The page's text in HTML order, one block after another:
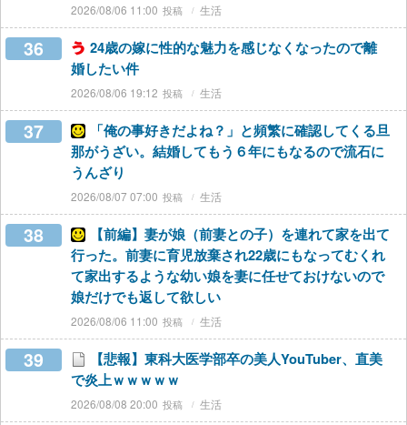
2026/08/06 11:00 生活
36
24歳の嫁に性的な魅力を感じなくなったので離
婚したい件
2026/08/06 19:12 生活
37
「俺の事好きだよね？」と頻繁に確認してくる旦
那がうざい。結婚してもう６年にもなるので流石に
うんざり
2026/08/07 07:00 生活
38
【前編】妻が娘（前妻との子）を連れて家を出て
行った。前妻に育児放棄され22歳にもなってむくれ
て家出するような幼い娘を妻に任せておけないので
娘だけでも返して欲しい
2026/08/06 11:00 生活
39
【悲報】東科大医学部卒の美人YouTuber、直美
で炎上ｗｗｗｗｗ
2026/08/08 20:00 生活